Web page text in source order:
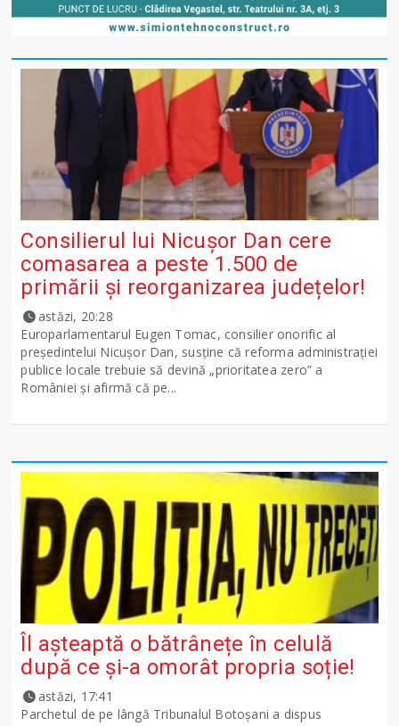
Consilierul lui Nicușor Dan cere
comasarea a peste 1.500 de
primării și reorganizarea județelor!
astăzi, 20:28
Europarlamentarul Eugen Tomac, consilier onorific al
președintelui Nicușor Dan, susține că reforma administrației
publice locale trebuie să devină „prioritatea zero” a
României și afirmă că pe...
Îl așteaptă o bătrânețe în celulă
după ce și-a omorât propria soție!
astăzi, 17:41
Parchetul de pe lângă Tribunalul Botoşani a dispus